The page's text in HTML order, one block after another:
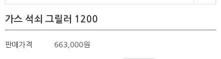
가스 석쇠 그릴러 1200
판매가격 663,000원